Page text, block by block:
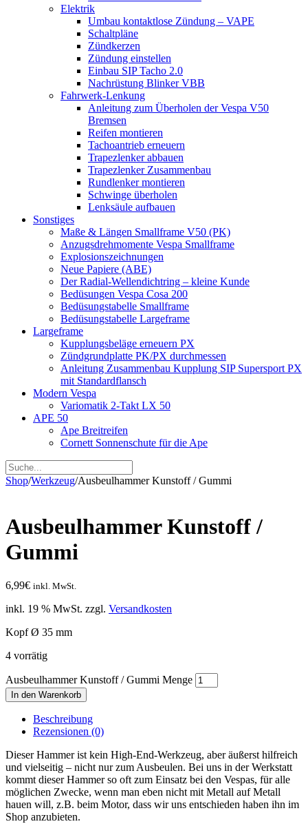
Elektrik
Umbau kontaktlose Zündung – VAPE
Schaltpläne
Zündkerzen
Zündung einstellen
Einbau SIP Tacho 2.0
Nachrüstung Blinker VBB
Fahrwerk-Lenkung
Anleitung zum Überholen der Vespa V50
Bremsen
Reifen montieren
Tachoantrieb erneuern
Trapezlenker abbauen
Trapezlenker Zusammenbau
Rundlenker montieren
Schwinge überholen
Lenksäule aufbauen
Sonstiges
Maße & Längen Smallframe V50 (PK)
Anzugsdrehmomente Vespa Smallframe
Explosionszeichnungen
Neue Papiere (ABE)
Der Radial-Wellendichtring – kleine Kunde
Bedüsungen Vespa Cosa 200
Bedüsungstabelle Smallframe
Bedüsungstabelle Largeframe
Largeframe
Kupplungsbeläge erneuern PX
Zündgrundplatte PK/PX durchmessen
Anleitung Zusammenbau Kupplung SIP Supersport PX
mit Standardflansch
Modern Vespa
Variomatik 2-Takt LX 50
APE 50
Ape Breitreifen
Cornett Sonnenschute für die Ape
Shop/Werkzeug/Ausbeulhammer Kunstoff / Gummi
Ausbeulhammer Kunstoff /
Gummi
6,99€ inkl. MwSt.
inkl. 19 % MwSt. zzgl. Versandkosten
Kopf Ø 35 mm
4 vorrätig
Ausbeulhammer Kunstoff / Gummi Menge
In den Warenkorb
Beschreibung
Rezensionen (0)
Dieser Hammer ist kein High-End-Werkzeug, aber äußerst hilfreich
und vielseitig – nicht nur zum Ausbeulen. Bei uns in der Werkstatt
kommt dieser Hammer so oft zum Einsatz bei den Vespas, für alle
möglichen Zwecke, wenn man eben nicht mit Metall auf Metall
hauen will, z.B. beim Motor, dass wir uns entschieden haben ihn im
Shop anzubieten.